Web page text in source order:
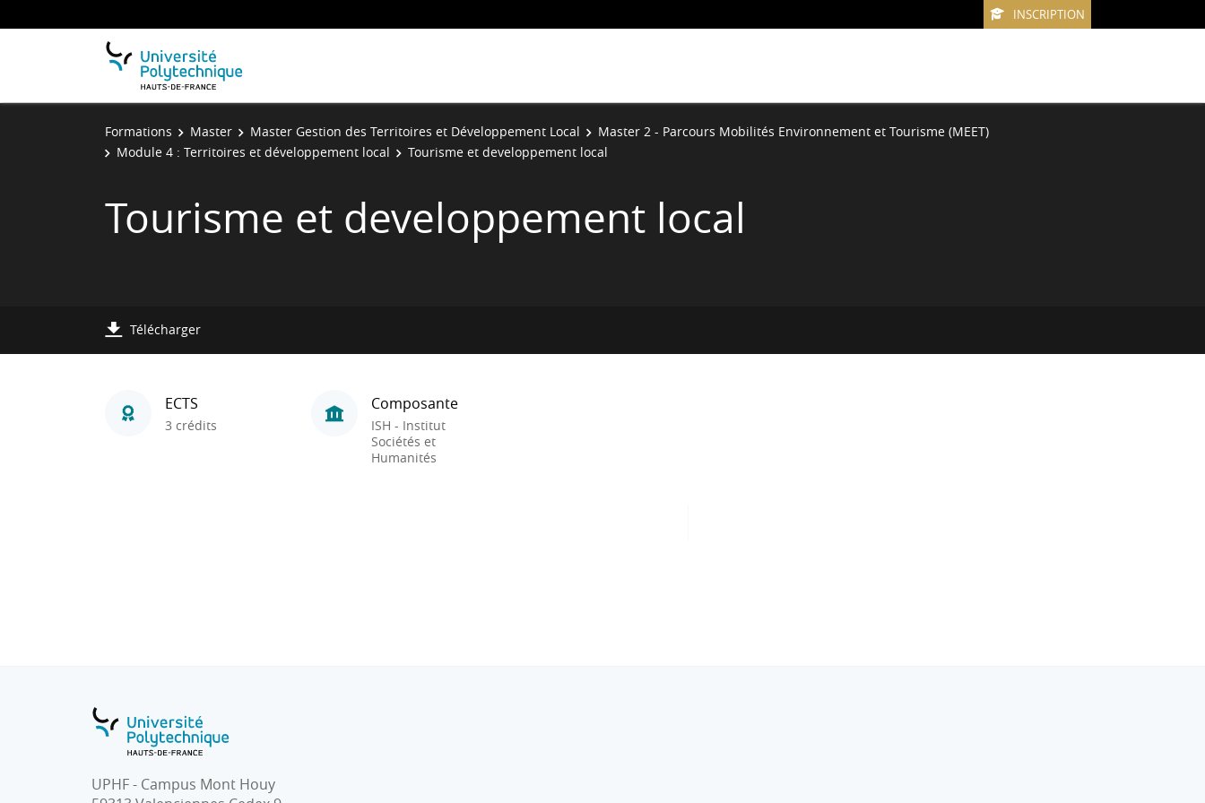
INSCRIPTION
Formations Master Master Gestion des Territoires et Développement Local
Master 2 - Parcours Mobilités Environnement et Tourisme (MEET)
Module 4 : Territoires et développement local
Tourisme et developpement local
Tourisme et developpement local
Télécharger
ECTS
3 crédits
Composante
ISH - Institut
Sociétés et
Humanités
UPHF - Campus Mont Houy